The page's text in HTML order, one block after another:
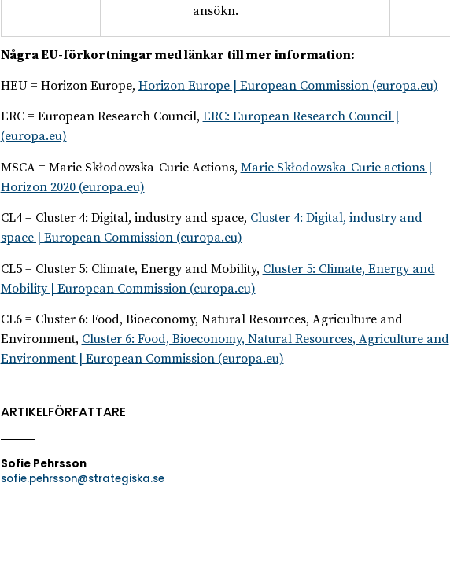
ansökn.
Några EU-förkortningar med länkar till mer information:
HEU = Horizon Europe, Horizon Europe | European Commission (europa.eu)
ERC = European Research Council, ERC: European Research Council |
(europa.eu)
MSCA = Marie Skłodowska-Curie Actions, Marie Skłodowska-Curie actions |
Horizon 2020 (europa.eu)
CL4 = Cluster 4: Digital, industry and space, Cluster 4: Digital, industry and
space | European Commission (europa.eu)
CL5 = Cluster 5: Climate, Energy and Mobility, Cluster 5: Climate, Energy and
Mobility | European Commission (europa.eu)
CL6 = Cluster 6: Food, Bioeconomy, Natural Resources, Agriculture and
Environment, Cluster 6: Food, Bioeconomy, Natural Resources, Agriculture and
Environment | European Commission (europa.eu)
ARTIKELFÖRFATTARE
Sofie Pehrsson
sofie.pehrsson@strategiska.se